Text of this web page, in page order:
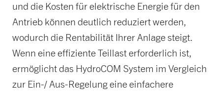
und die Kosten für elektrische Energie für den
Antrieb können deutlich reduziert werden,
wodurch die Rentabilität Ihrer Anlage steigt.
Wenn eine effiziente Teillast erforderlich ist,
ermöglicht das HydroCOM System im Vergleich
zur Ein-/ Aus-Regelung eine einfachere